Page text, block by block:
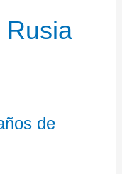
Rusia
de